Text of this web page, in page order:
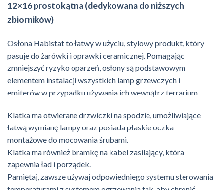
12×16 prostokątna (dedykowana do niższych
zbiorników)
Osłona Habistat to łatwy w użyciu, stylowy produkt, który
pasuje do żarówki i oprawki ceramicznej. Pomagając
zmniejszyć ryzyko oparzeń, osłony są podstawowym
elementem instalacji wszystkich lamp grzewczych i
emiterów w przypadku używania ich wewnątrz terrarium.
Klatka ma otwierane drzwiczki na spodzie, umożliwiające
łatwą wymianę lampy oraz posiada płaskie oczka
montażowe do mocowania śrubami.
Klatka ma również bramkę na kabel zasilający, która
zapewnia ład i porządek.
Pamiętaj, zawsze używaj odpowiedniego systemu sterowania